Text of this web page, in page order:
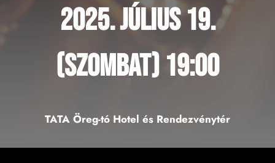
2025. július 19.
(Szombat) 19:00
TATA Öreg-tó Hotel és Rendezvénytér